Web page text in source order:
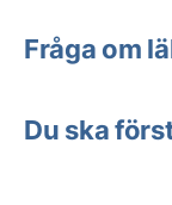
Fråga om
Du ska